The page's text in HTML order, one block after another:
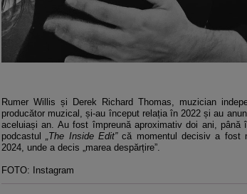
Rumer Willis și Derek Richard Thomas, muzician
producător muzical, și-au început relația în 2022 și au
aceluiași an. Au fost împreună aproximativ doi ani,
podcastul „The Inside Edit”că momentul decisiv a fost
2024, unde a decis „marea despărțire”.
FOTO: Instagram